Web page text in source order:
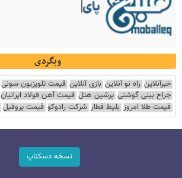
وبگردی
خبرآنلاین راه نو آنلاین بازی آنلاین قیمت تلویزیون سونی
جراح بینی گوشتی پرشین هتل قیمت آهن فولاد ایرانیان
قیمت طلا امروز بلیط قطار شرکت رادوکو قیمت پروفیل
نسخه دسکتاپ